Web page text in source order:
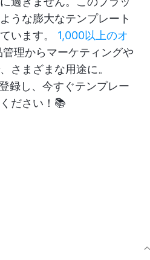
うな膨大なテンプレート
います。 1,000以上のオ
管理からマーケティングや
さまざまな用途に。
録し、今すぐテンプレー
ださい！📚